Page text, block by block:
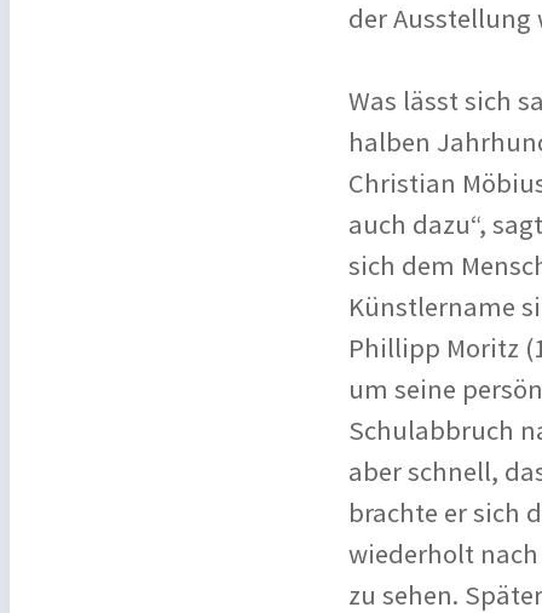
der Ausstellung
Was lässt sich
halben
Christian
auch dazu“,
sich dem
Künstlername
Phillipp Moritz
um seine
Schulabbruch
aber schnell,
brachte er sich
wiederholt
zu sehen.